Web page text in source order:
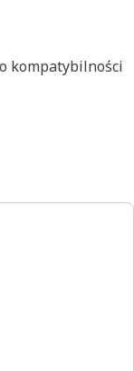
kompatybilności